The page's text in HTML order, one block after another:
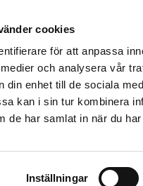
cookies
för att anpassa
och analysera vår
din enhet till de sociala
kan i sin tur kombinera
de har samlat in när du
Inställningar